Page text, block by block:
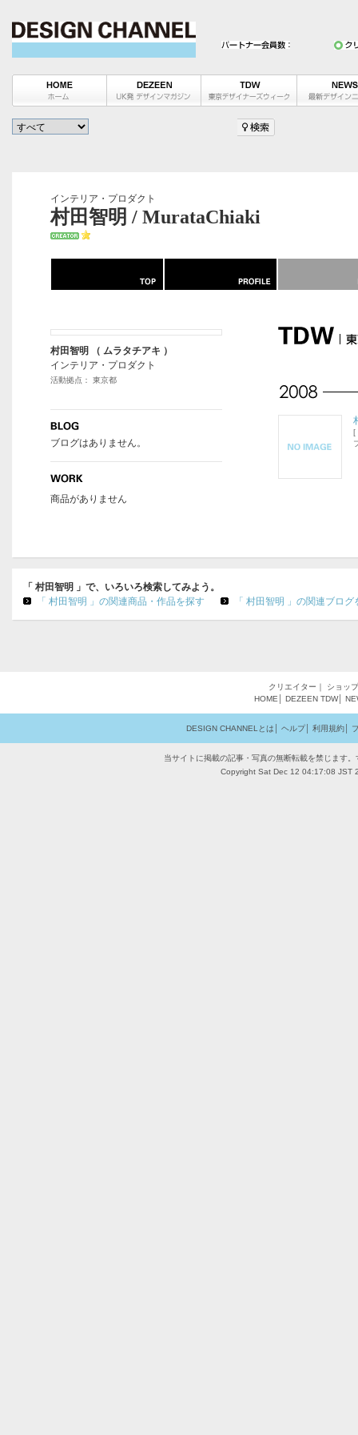
インテリア・プロダクト
村田智明 / MurataChiaki
[
村田智明 （ ムラタチアキ ）
インテリア・プロダクト
活動拠点： 東京都
ブログはありません。
商品がありません
「 村田智明 」で、いろいろ検索してみよう。
「 村田智明 」の関連商品・作品を探す
「 村田智明 」の関連ブログ
クリエイター ｜ ショップ
HOME
DEZEEN TDW│
DESIGN CHANNELとは ヘルプ│ 利用規約│
当サイトに掲載の記事・写真の無断転載を禁じます
Copyright Sat Dec 12 04:17:08 JST